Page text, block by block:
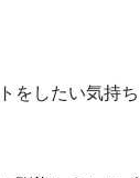
をしたい気持ち